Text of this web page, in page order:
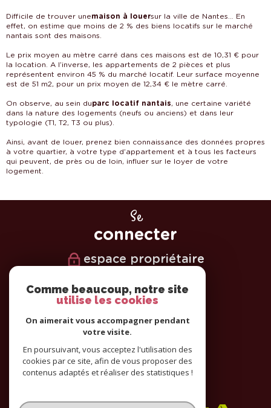
Difficile de trouver unemaison à louersur la ville de Nantes… En
effet, on estime que moins de 2 % des biens locatifs sur le marché
nantais sont des maisons.
Le prix moyen au mètre carré dans ces maisons est de 10,31 € pour
la location. A l’inverse, les appartements de 2 pièces et plus
représentent environ 45 % du marché locatif. Leur surface moyenne
est de 51 m2, pour un prix moyen de 12,34 € le mètre carré.
On observe, au sein duparc locatif nantais, une certaine variété
dans la nature des logements (neufs ou anciens) et dans leur
typologie (T1, T2, T3 ou plus).
Ainsi, avant de louer, prenez bien connaissance des données propres
à votre quartier, à votre type d’appartement et à tous les facteurs
qui peuvent, de près ou de loin, influer sur le loyer de votre
logement.
Se
connecter
espace propriétaire
Nous
suivre
Nous
Comme beaucoup, notre site
utilise les cookies
On aimerait vous accompagner pendant
votre visite.
En poursuivant, vous acceptez l'utilisation des
cookies par ce site, afin de vous proposer des
contenus adaptés et réaliser des statistiques !